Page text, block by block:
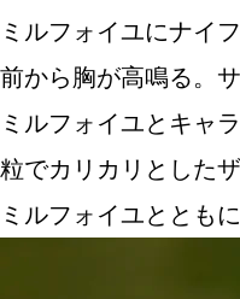
ミルフォイユにナイ
前から胸が高鳴る。
ミルフォイユとキャ
粒でカリカリとした
ミルフォイユととも